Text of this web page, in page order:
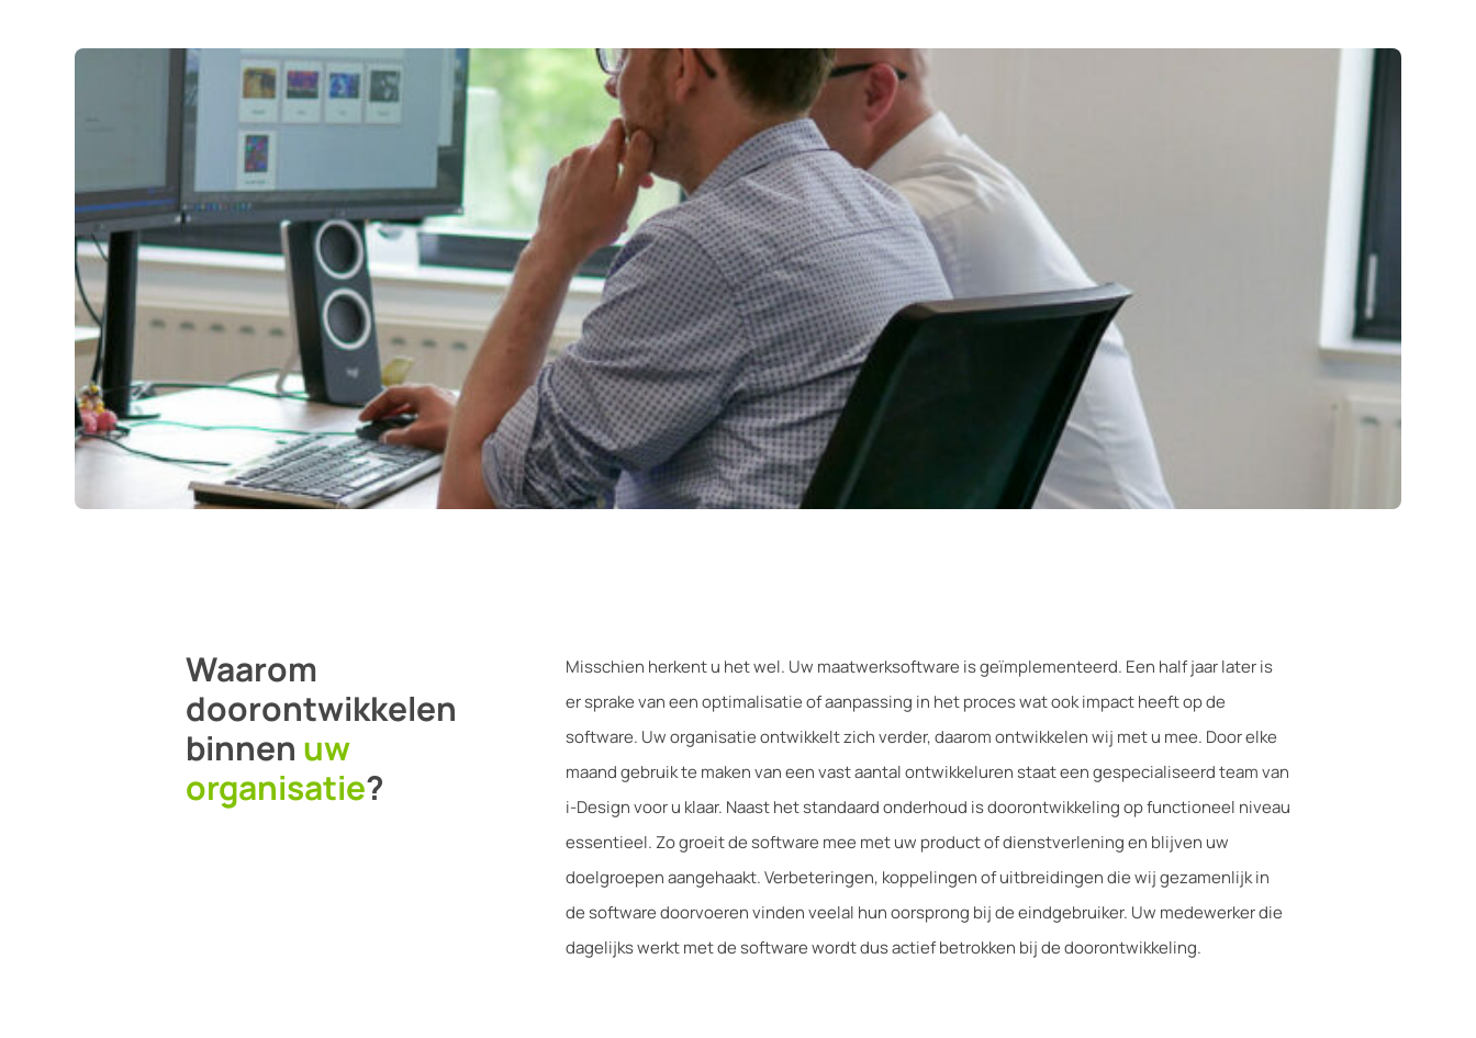
Waarom
doorontwikkelen
binnen uw
organisatie?
Misschien herkent u het wel. Uw maatwerksoftware is geïmplementeerd. Een half jaar later is
er sprake van een optimalisatie of aanpassing in het proces wat ook impact heeft op de
software. Uw organisatie ontwikkelt zich verder, daarom ontwikkelen wij met u mee. Door elke
maand gebruik te maken van een vast aantal ontwikkeluren staat een gespecialiseerd team van
i-Design voor u klaar. Naast het standaard onderhoud is doorontwikkeling op functioneel niveau
essentieel. Zo groeit de software mee met uw product of dienstverlening en blijven uw
doelgroepen aangehaakt. Verbeteringen, koppelingen of uitbreidingen die wij gezamenlijk in
de software doorvoeren vinden veelal hun oorsprong bij de eindgebruiker. Uw medewerker die
dagelijks werkt met de software wordt dus actief betrokken bij de doorontwikkeling.